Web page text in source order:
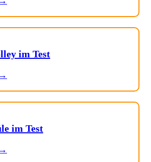
im Test
im Test